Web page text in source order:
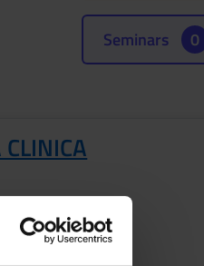
Seminars 0
CLINICA